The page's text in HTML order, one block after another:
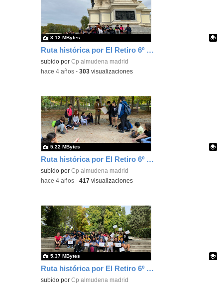
Ruta histórica por El Retiro 6º Ed. Primaria 12
Contenido educativo.
subido porCp almudena madrid
3.12 MBytes
-hace 4 años -303 visualizaciones
Ruta histórica por El Retiro 6º Ed. Primaria 13
Contenido educativo.
subido porCp almudena madrid
5.22 MBytes
-hace 4 años -417 visualizaciones
Ruta histórica por El Retiro 6º Ed. Primaria 14
Contenido educativo.
subido porCp almudena madrid
5.37 MBytes